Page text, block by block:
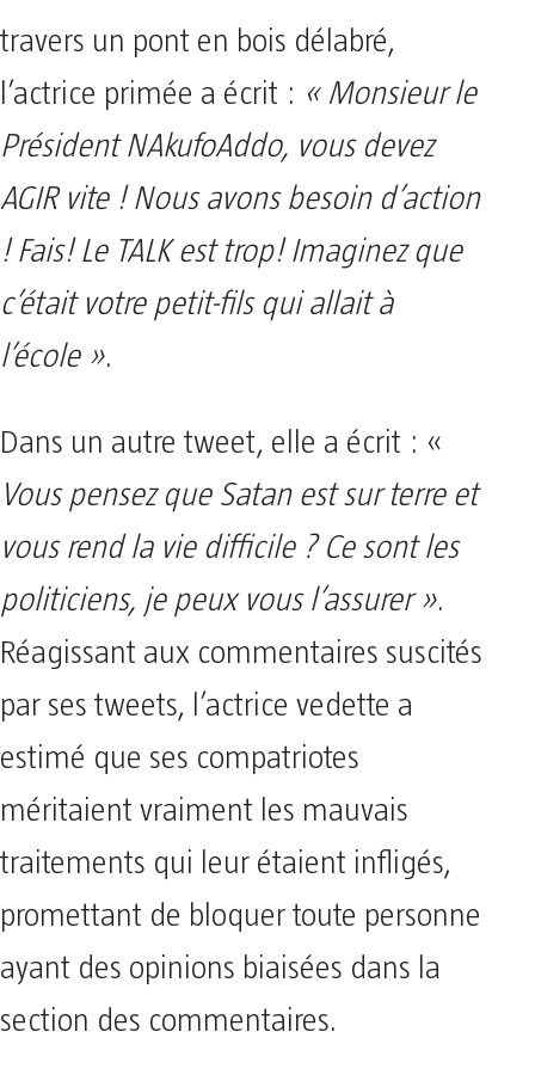
travers un pont en bois délabré,
l’actrice primée a écrit : « Monsieur le
Président NAkufoAddo, vous devez
AGIR vite ! Nous avons besoin d’action
! Fais! Le TALK est trop! Imaginez que
c’était votre petit-fils qui allait à
l’école ».
Dans un autre tweet, elle a écrit : «
Vous pensez que Satan est sur terre et
vous rend la vie difficile ? Ce sont les
politiciens, je peux vous l’assurer ».
Réagissant aux commentaires suscités
par ses tweets, l’actrice vedette a
estimé que ses compatriotes
méritaient vraiment les mauvais
traitements qui leur étaient infligés,
promettant de bloquer toute personne
ayant des opinions biaisées dans la
section des commentaires.